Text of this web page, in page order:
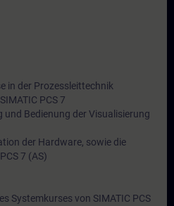
in der Prozessleittechnik
PCS 7
und Bedienung der Visualisierung
der Hardware, sowie die
7 (AS)
Systemkurses von SIMATIC PCS